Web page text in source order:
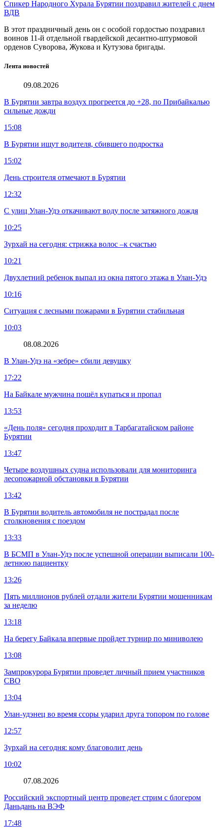
Спикер Народного Хурала Бурятии поздравил жителей с днем
ВДВ
В этот праздничный день он с особой гордостью поздравил
воинов 11-й отдельной гвардейской десантно-штурмовой
орденов Суворова, Жукова и Кутузова бригады.
Лента новостей
09.08.2026
В Бурятии завтра воздух прогреется до +28, по Прибайкалью
сильные дожди
15:08
В Бурятии ищут водителя, сбившего подростка
15:02
День строителя отмечают в Бурятии
12:32
С улиц Улан-Удэ откачивают воду после затяжного дождя
10:25
Зурхай на сегодня: стрижка волос –к счастью
10:21
Двухлетний ребенок выпал из окна пятого этажа в Улан-Удэ
10:16
Ситуация с лесными пожарами в Бурятии стабильная
10:03
08.08.2026
В Улан-Удэ на «зебре» сбили девушку
17:22
На Байкале мужчина пошёл купаться и пропал
13:53
«День поля» сегодня проходит в Тарбагатайском районе
Бурятии
13:47
Четыре воздушных судна использовали для мониторинга
лесопожарной обстановки в Бурятии
13:42
В Бурятии водитель автомобиля не пострадал после
столкновения с поездом
13:33
В БСМП в Улан-Удэ после успешной операции выписали 100-
летнюю пациентку
13:26
Пять миллионов рублей отдали жители Бурятии мошенникам
за неделю
13:18
На берегу Байкала впервые пройдет турнир по миниволею
13:08
Зампрокурора Бурятии проведет личный прием участников
СВО
13:04
Улан-удэнец во время ссоры ударил друга топором по голове
12:57
Зурхай на сегодня: кому благоволит день
10:02
07.08.2026
Российский экспортный центр проведет стрим с блогером
Даньдань на ВЭФ
17:48